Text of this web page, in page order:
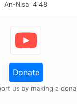
An-Nisa' 4:48
Donate
us by making a